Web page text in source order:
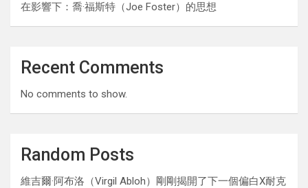
在影響下：喬·福斯特（Joe Foster）的思想
Recent Comments
No comments to show.
Random Posts
維吉爾·阿布洛（Virgil Abloh）剛剛揭開了下一個偏白X耐克